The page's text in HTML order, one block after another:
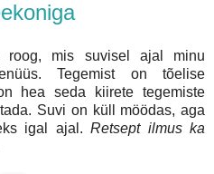
mis suvisel ajal minu
Tegemist on tõelise
hea seda kiirete tegemiste
Suvi on küll möödas, aga
igal ajal. Retsept ilmus ka